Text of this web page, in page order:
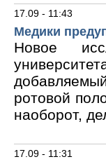
17.09 - 11:43
Медики
Новое
ротовой
наоборот,
17.09 - 11:31